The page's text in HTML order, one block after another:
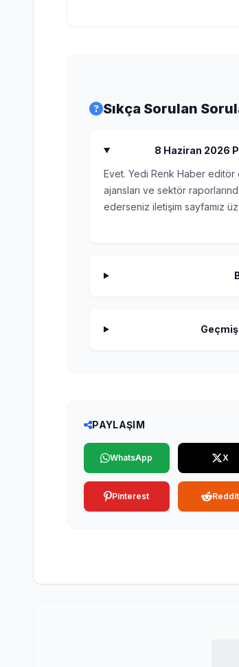
Sıkça Sorulan
8 Haziran 2026
Evet. Yedi Renk Haber
ajansları ve sektör
ederseniz iletişim sayfamız
PAYLAŞIM
WhatsApp X
Pinterest Reddit